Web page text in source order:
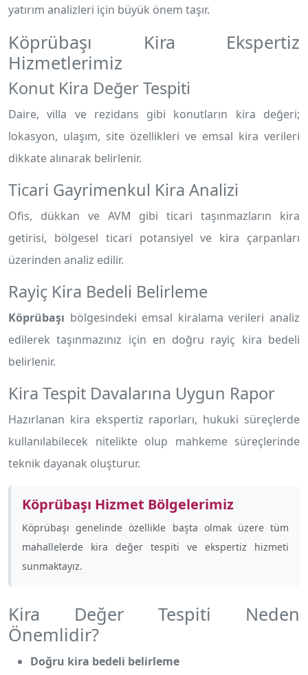
yatırım analizleri için büyük önem taşır.
Köprübaşı Kira Ekspertiz
Hizmetlerimiz
Konut Kira Değer Tespiti
Daire, villa ve rezidans gibi konutların kira değeri;
lokasyon, ulaşım, site özellikleri ve emsal kira verileri
dikkate alınarak belirlenir.
Ticari Gayrimenkul Kira Analizi
Ofis, dükkan ve AVM gibi ticari taşınmazların kira
getirisi, bölgesel ticari potansiyel ve kira çarpanları
üzerinden analiz edilir.
Rayiç Kira Bedeli Belirleme
Köprübaşı bölgesindeki emsal kiralama verileri analiz
edilerek taşınmazınız için en doğru rayiç kira bedeli
belirlenir.
Kira Tespit Davalarına Uygun Rapor
Hazırlanan kira ekspertiz raporları, hukuki süreçlerde
kullanılabilecek nitelikte olup mahkeme süreçlerinde
teknik dayanak oluşturur.
Köprübaşı Hizmet Bölgelerimiz
Köprübaşı genelinde özellikle başta olmak üzere tüm
mahallelerde kira değer tespiti ve ekspertiz hizmeti
sunmaktayız.
Kira Değer Tespiti Neden
Önemlidir?
Doğru kira bedeli belirleme